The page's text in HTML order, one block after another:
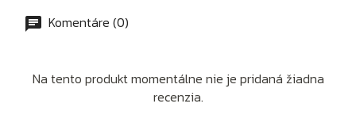
Komentáre (0)
Na tento produkt momentálne nie je pridaná žiadna
recenzia.